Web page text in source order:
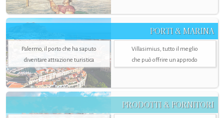
PORTI & MARINA
Palermo, il porto che ha saputo
diventare attrazione turistica
Villasimius, tutto il meglio
che può offrire un approdo
PRODOTTI & FORNITORI